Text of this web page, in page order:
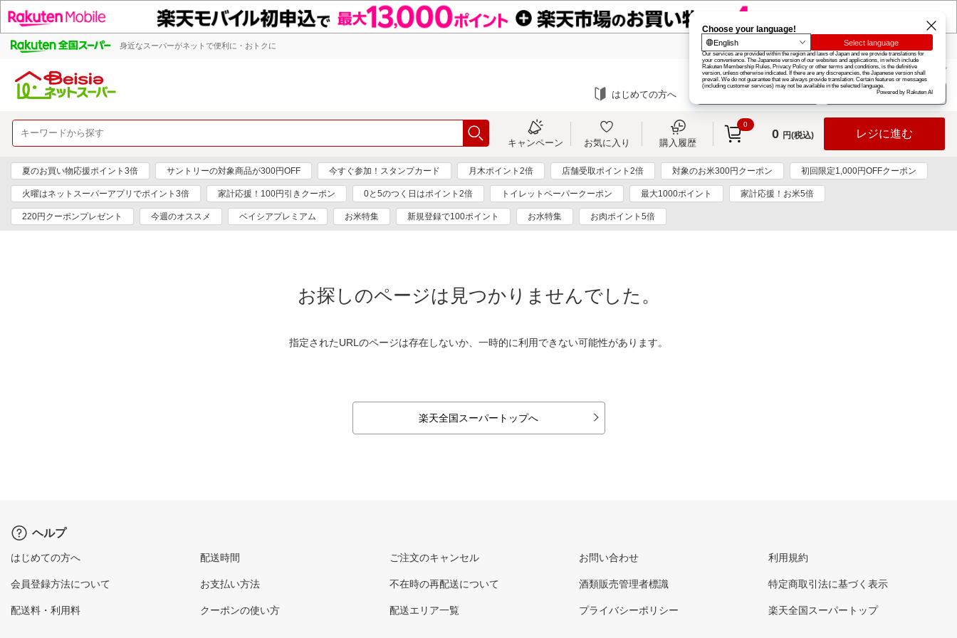
身近なスーパーがネットで便利に・おトクに 楽天グループ カード
お知らせ ヘルプ
はじめての方へ ログイン
キャンペーン お気に入り 購入履歴
0
0 円(税込) レジに進む
夏のお買い物応援ポイント3倍 サントリーの対象商品が300円OFF 今すぐ参加！スタンプカード 月木ポイント2倍 店舗受取ポイント2倍 対象のお米300円クーポン 初回限定1,000円OFFクーポン
火曜はネットスーパーアプリでポイント3倍 家計応援！100円引きクーポン 0と5のつく日はポイント2倍 トイレットペーパークーポン 最大1000ポイント 家計応援！お米5倍
220円クーポンプレゼント 今週のオススメ ベイシアプレミアム お米特集 新規登録で100ポイント お水特集 お肉ポイント5倍
お探しのページは見つかりませんでした。
指定されたURLのページは存在しないか、一時的に利用できない可能性があります。
楽天全国スーパートップへ
ヘルプ
はじめての方へ
会員登録方法について
配送料・利用料
配送時間
お支払い方法
クーポンの使い方
ご注文のキャンセル
不在時の再配送について
配送エリア一覧
お問い合わせ
酒類販売管理者標識
プライバシーポリシー
利用規約
特定商取引法に基づく表示
楽天全国スーパートップ